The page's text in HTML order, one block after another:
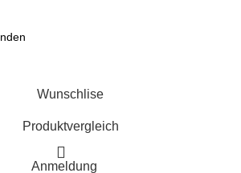
Wunschlise
Produktvergleich
Anmeldung